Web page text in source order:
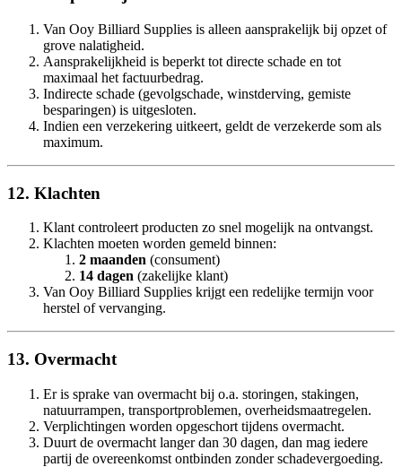
Van Ooy Billiard Supplies is alleen aansprakelijk bij opzet of
grove nalatigheid.
Aansprakelijkheid is beperkt tot directe schade en tot
maximaal het factuurbedrag.
Indirecte schade (gevolgschade, winstderving, gemiste
besparingen) is uitgesloten.
Indien een verzekering uitkeert, geldt de verzekerde som als
maximum.
12. Klachten
Klant controleert producten zo snel mogelijk na ontvangst.
Klachten moeten worden gemeld binnen:
2 maanden (consument)
14 dagen (zakelijke klant)
Van Ooy Billiard Supplies krijgt een redelijke termijn voor
herstel of vervanging.
13. Overmacht
Er is sprake van overmacht bij o.a. storingen, stakingen,
natuurrampen, transportproblemen, overheidsmaatregelen.
Verplichtingen worden opgeschort tijdens overmacht.
Duurt de overmacht langer dan 30 dagen, dan mag iedere
partij de overeenkomst ontbinden zonder schadevergoeding.